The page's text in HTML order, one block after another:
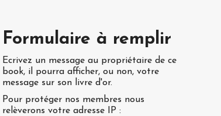
Formulaire à remplir
Ecrivez un message au propriétaire de ce
book, il pourra afficher, ou non, votre
message sur son livre d'or.
Pour protéger nos membres nous
relèverons votre adresse IP :